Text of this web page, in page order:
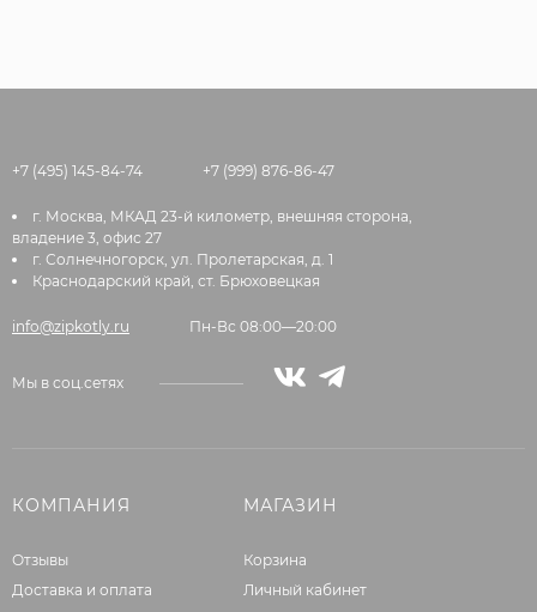
+7 (495) 145-84-74 +7 (999) 876-86-47
г. Москва, МКАД 23-й километр, внешняя сторона,
владение 3, офис 27
г. Солнечногорск, ул. Пролетарская, д. 1
Краснодарский край, ст. Брюховецкая
info@zipkotly.ru Пн-Вс 08:00—20:00
Мы в соц.сетях
КОМПАНИЯ
Отзывы
Доставка и оплата
МАГАЗИН
Корзина
Личный кабинет